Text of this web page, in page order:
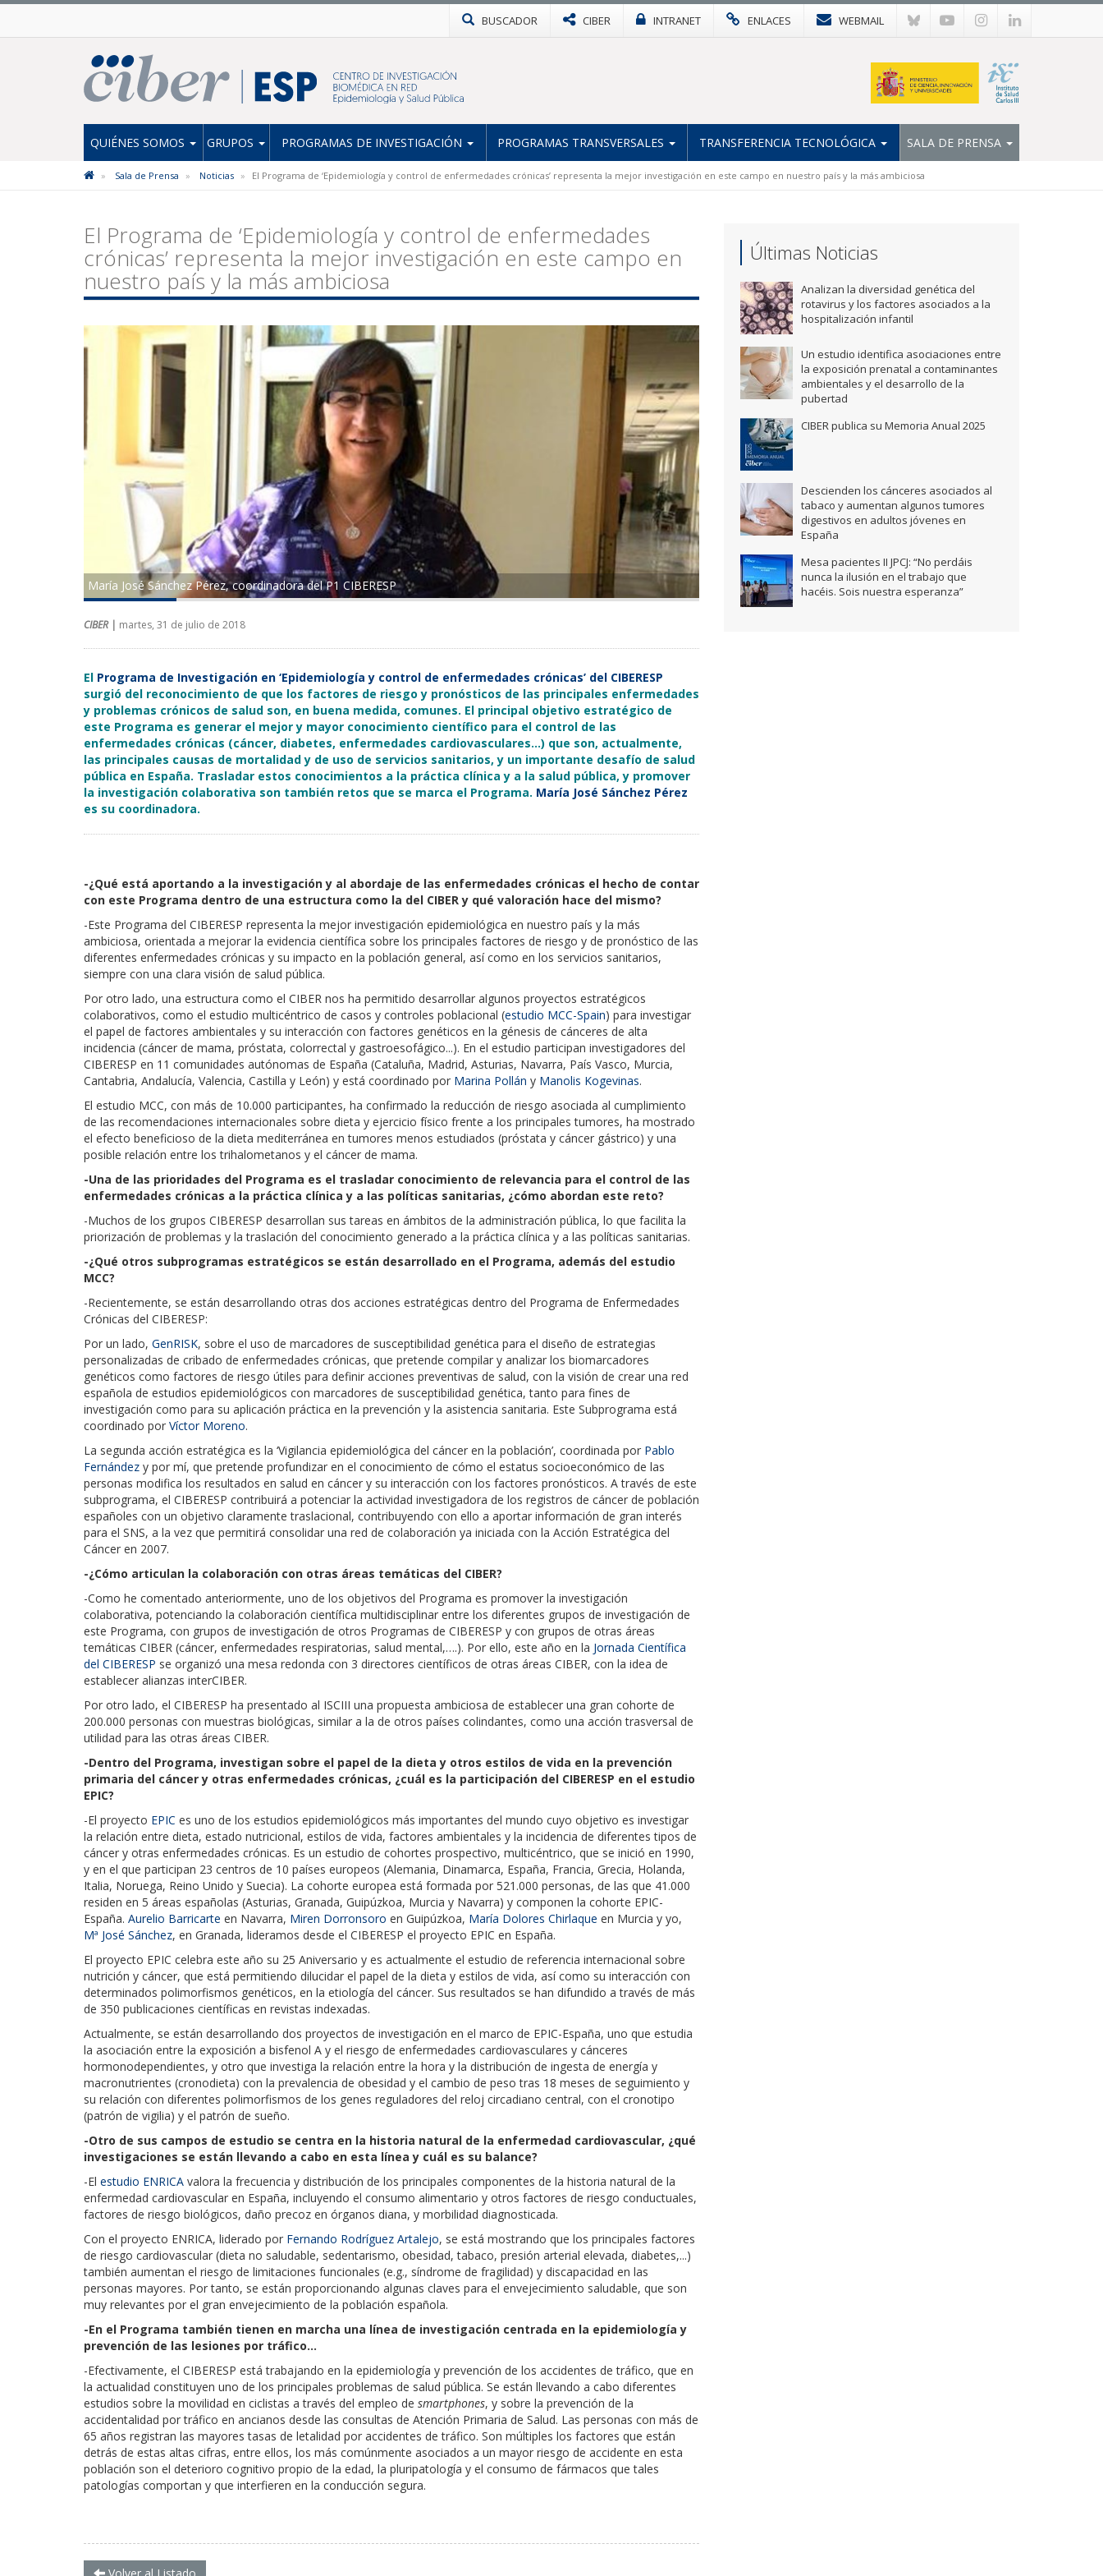
BUSCADOR CIBER INTRANET ENLACES WEBMAIL
QUIÉNES SOMOS GRUPOS PROGRAMAS DE INVESTIGACIÓN PROGRAMAS TRANSVERSALES TRANSFERENCIA TECNOLÓGICA SALA DE PRENSA
Sala de Prensa Noticias El Programa de ‘Epidemiología y control de enfermedades crónicas’ representa la mejor investigación en este campo en nuestro país y la más ambiciosa
El Programa de ‘Epidemiología y control de enfermedades
crónicas’ representa la mejor investigación en este campo en
nuestro país y la más ambiciosa
María José Sánchez Pérez, coordinadora del P1 CIBERESP
CIBER | martes, 31 de julio de 2018
El Programa de Investigación en ‘Epidemiología y control de enfermedades crónicas’ del CIBERESP
surgió del reconocimiento de que los factores de riesgo y pronósticos de las principales enfermedades
y problemas crónicos de salud son, en buena medida, comunes. El principal objetivo estratégico de
este Programa es generar el mejor y mayor conocimiento científico para el control de las
enfermedades crónicas (cáncer, diabetes, enfermedades cardiovasculares…) que son, actualmente,
las principales causas de mortalidad y de uso de servicios sanitarios, y un importante desafío de salud
pública en España. Trasladar estos conocimientos a la práctica clínica y a la salud pública, y promover
la investigación colaborativa son también retos que se marca el Programa. María José Sánchez Pérez
es su coordinadora.
-¿Qué está aportando a la investigación y al abordaje de las enfermedades crónicas el hecho de contar
con este Programa dentro de una estructura como la del CIBER y qué valoración hace del mismo?
-Este Programa del CIBERESP representa la mejor investigación epidemiológica en nuestro país y la más
ambiciosa, orientada a mejorar la evidencia científica sobre los principales factores de riesgo y de pronóstico de las
diferentes enfermedades crónicas y su impacto en la población general, así como en los servicios sanitarios,
siempre con una clara visión de salud pública.
Por otro lado, una estructura como el CIBER nos ha permitido desarrollar algunos proyectos estratégicos
colaborativos, como el estudio multicéntrico de casos y controles poblacional (estudio MCC-Spain) para investigar
el papel de factores ambientales y su interacción con factores genéticos en la génesis de cánceres de alta
incidencia (cáncer de mama, próstata, colorrectal y gastroesofágico...). En el estudio participan investigadores del
CIBERESP en 11 comunidades autónomas de España (Cataluña, Madrid, Asturias, Navarra, País Vasco, Murcia,
Cantabria, Andalucía, Valencia, Castilla y León) y está coordinado por Marina Pollán y Manolis Kogevinas.
El estudio MCC, con más de 10.000 participantes, ha confirmado la reducción de riesgo asociada al cumplimiento
de las recomendaciones internacionales sobre dieta y ejercicio físico frente a los principales tumores, ha mostrado
el efecto beneficioso de la dieta mediterránea en tumores menos estudiados (próstata y cáncer gástrico) y una
posible relación entre los trihalometanos y el cáncer de mama.
-Una de las prioridades del Programa es el trasladar conocimiento de relevancia para el control de las
enfermedades crónicas a la práctica clínica y a las políticas sanitarias, ¿cómo abordan este reto?
-Muchos de los grupos CIBERESP desarrollan sus tareas en ámbitos de la administración pública, lo que facilita la
priorización de problemas y la traslación del conocimiento generado a la práctica clínica y a las políticas sanitarias.
-¿Qué otros subprogramas estratégicos se están desarrollado en el Programa, además del estudio
MCC?
-Recientemente, se están desarrollando otras dos acciones estratégicas dentro del Programa de Enfermedades
Crónicas del CIBERESP:
Por un lado, GenRISK, sobre el uso de marcadores de susceptibilidad genética para el diseño de estrategias
personalizadas de cribado de enfermedades crónicas, que pretende compilar y analizar los biomarcadores
genéticos como factores de riesgo útiles para definir acciones preventivas de salud, con la visión de crear una red
española de estudios epidemiológicos con marcadores de susceptibilidad genética, tanto para fines de
investigación como para su aplicación práctica en la prevención y la asistencia sanitaria. Este Subprograma está
coordinado por Víctor Moreno.
La segunda acción estratégica es la ‘Vigilancia epidemiológica del cáncer en la población’, coordinada por Pablo
Fernández y por mí, que pretende profundizar en el conocimiento de cómo el estatus socioeconómico de las
personas modifica los resultados en salud en cáncer y su interacción con los factores pronósticos. A través de este
subprograma, el CIBERESP contribuirá a potenciar la actividad investigadora de los registros de cáncer de población
españoles con un objetivo claramente traslacional, contribuyendo con ello a aportar información de gran interés
para el SNS, a la vez que permitirá consolidar una red de colaboración ya iniciada con la Acción Estratégica del
Cáncer en 2007.
-¿Cómo articulan la colaboración con otras áreas temáticas del CIBER?
-Como he comentado anteriormente, uno de los objetivos del Programa es promover la investigación
colaborativa, potenciando la colaboración científica multidisciplinar entre los diferentes grupos de investigación de
este Programa, con grupos de investigación de otros Programas de CIBERESP y con grupos de otras áreas
temáticas CIBER (cáncer, enfermedades respiratorias, salud mental,….). Por ello, este año en la Jornada Científica
del CIBERESP se organizó una mesa redonda con 3 directores científicos de otras áreas CIBER, con la idea de
establecer alianzas interCIBER.
Por otro lado, el CIBERESP ha presentado al ISCIII una propuesta ambiciosa de establecer una gran cohorte de
200.000 personas con muestras biológicas, similar a la de otros países colindantes, como una acción trasversal de
utilidad para las otras áreas CIBER.
-Dentro del Programa, investigan sobre el papel de la dieta y otros estilos de vida en la prevención
primaria del cáncer y otras enfermedades crónicas, ¿cuál es la participación del CIBERESP en el estudio
EPIC?
-El proyecto EPIC es uno de los estudios epidemiológicos más importantes del mundo cuyo objetivo es investigar
la relación entre dieta, estado nutricional, estilos de vida, factores ambientales y la incidencia de diferentes tipos de
cáncer y otras enfermedades crónicas. Es un estudio de cohortes prospectivo, multicéntrico, que se inició en 1990,
y en el que participan 23 centros de 10 países europeos (Alemania, Dinamarca, España, Francia, Grecia, Holanda,
Italia, Noruega, Reino Unido y Suecia). La cohorte europea está formada por 521.000 personas, de las que 41.000
residen en 5 áreas españolas (Asturias, Granada, Guipúzkoa, Murcia y Navarra) y componen la cohorte EPIC-
España. Aurelio Barricarte en Navarra, Miren Dorronsoro en Guipúzkoa, María Dolores Chirlaque en Murcia y yo,
Mª José Sánchez, en Granada, lideramos desde el CIBERESP el proyecto EPIC en España.
El proyecto EPIC celebra este año su 25 Aniversario y es actualmente el estudio de referencia internacional sobre
nutrición y cáncer, que está permitiendo dilucidar el papel de la dieta y estilos de vida, así como su interacción con
determinados polimorfismos genéticos, en la etiología del cáncer. Sus resultados se han difundido a través de más
de 350 publicaciones científicas en revistas indexadas.
Actualmente, se están desarrollando dos proyectos de investigación en el marco de EPIC-España, uno que estudia
la asociación entre la exposición a bisfenol A y el riesgo de enfermedades cardiovasculares y cánceres
hormonodependientes, y otro que investiga la relación entre la hora y la distribución de ingesta de energía y
macronutrientes (cronodieta) con la prevalencia de obesidad y el cambio de peso tras 18 meses de seguimiento y
su relación con diferentes polimorfismos de los genes reguladores del reloj circadiano central, con el cronotipo
(patrón de vigilia) y el patrón de sueño.
-Otro de sus campos de estudio se centra en la historia natural de la enfermedad cardiovascular, ¿qué
investigaciones se están llevando a cabo en esta línea y cuál es su balance?
-El estudio ENRICA valora la frecuencia y distribución de los principales componentes de la historia natural de la
enfermedad cardiovascular en España, incluyendo el consumo alimentario y otros factores de riesgo conductuales,
factores de riesgo biológicos, daño precoz en órganos diana, y morbilidad diagnosticada.
Con el proyecto ENRICA, liderado por Fernando Rodríguez Artalejo, se está mostrando que los principales factores
de riesgo cardiovascular (dieta no saludable, sedentarismo, obesidad, tabaco, presión arterial elevada, diabetes,...)
también aumentan el riesgo de limitaciones funcionales (e.g., síndrome de fragilidad) y discapacidad en las
personas mayores. Por tanto, se están proporcionando algunas claves para el envejecimiento saludable, que son
muy relevantes por el gran envejecimiento de la población española.
-En el Programa también tienen en marcha una línea de investigación centrada en la epidemiología y
prevención de las lesiones por tráfico…
-Efectivamente, el CIBERESP está trabajando en la epidemiología y prevención de los accidentes de tráfico, que en
la actualidad constituyen uno de los principales problemas de salud pública. Se están llevando a cabo diferentes
estudios sobre la movilidad en ciclistas a través del empleo de smartphones, y sobre la prevención de la
accidentalidad por tráfico en ancianos desde las consultas de Atención Primaria de Salud. Las personas con más de
65 años registran las mayores tasas de letalidad por accidentes de tráfico. Son múltiples los factores que están
detrás de estas altas cifras, entre ellos, los más comúnmente asociados a un mayor riesgo de accidente en esta
población son el deterioro cognitivo propio de la edad, la pluripatología y el consumo de fármacos que tales
patologías comportan y que interfieren en la conducción segura.
Volver al Listado
Últimas Noticias
Analizan la diversidad genética del
rotavirus y los factores asociados a la
hospitalización infantil
Un estudio identifica asociaciones entre
la exposición prenatal a contaminantes
ambientales y el desarrollo de la
pubertad
CIBER publica su Memoria Anual 2025
Descienden los cánceres asociados al
tabaco y aumentan algunos tumores
digestivos en adultos jóvenes en
España
Mesa pacientes II JPCJ: “No perdáis
nunca la ilusión en el trabajo que
hacéis. Sois nuestra esperanza”